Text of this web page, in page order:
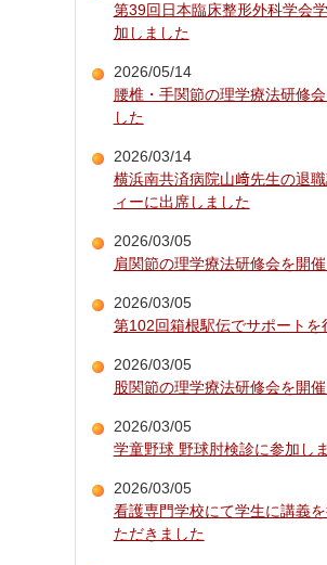
第39回日本臨床整形外科学会
加しました
2026/05/14
腰椎・手関節の理学療法研修
した
2026/03/14
横浜南共済病院山﨑先生の退
ィーに出席しました
2026/03/05
肩関節の理学療法研修会を開
2026/03/05
第102回箱根駅伝でサポートを
2026/03/05
股関節の理学療法研修会を開
2026/03/05
学童野球 野球肘検診に参加し
2026/03/05
看護専門学校にて学生に講義
ただきました